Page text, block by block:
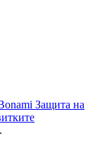
Защита на